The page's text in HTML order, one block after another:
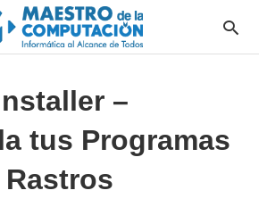
–
tus Programas